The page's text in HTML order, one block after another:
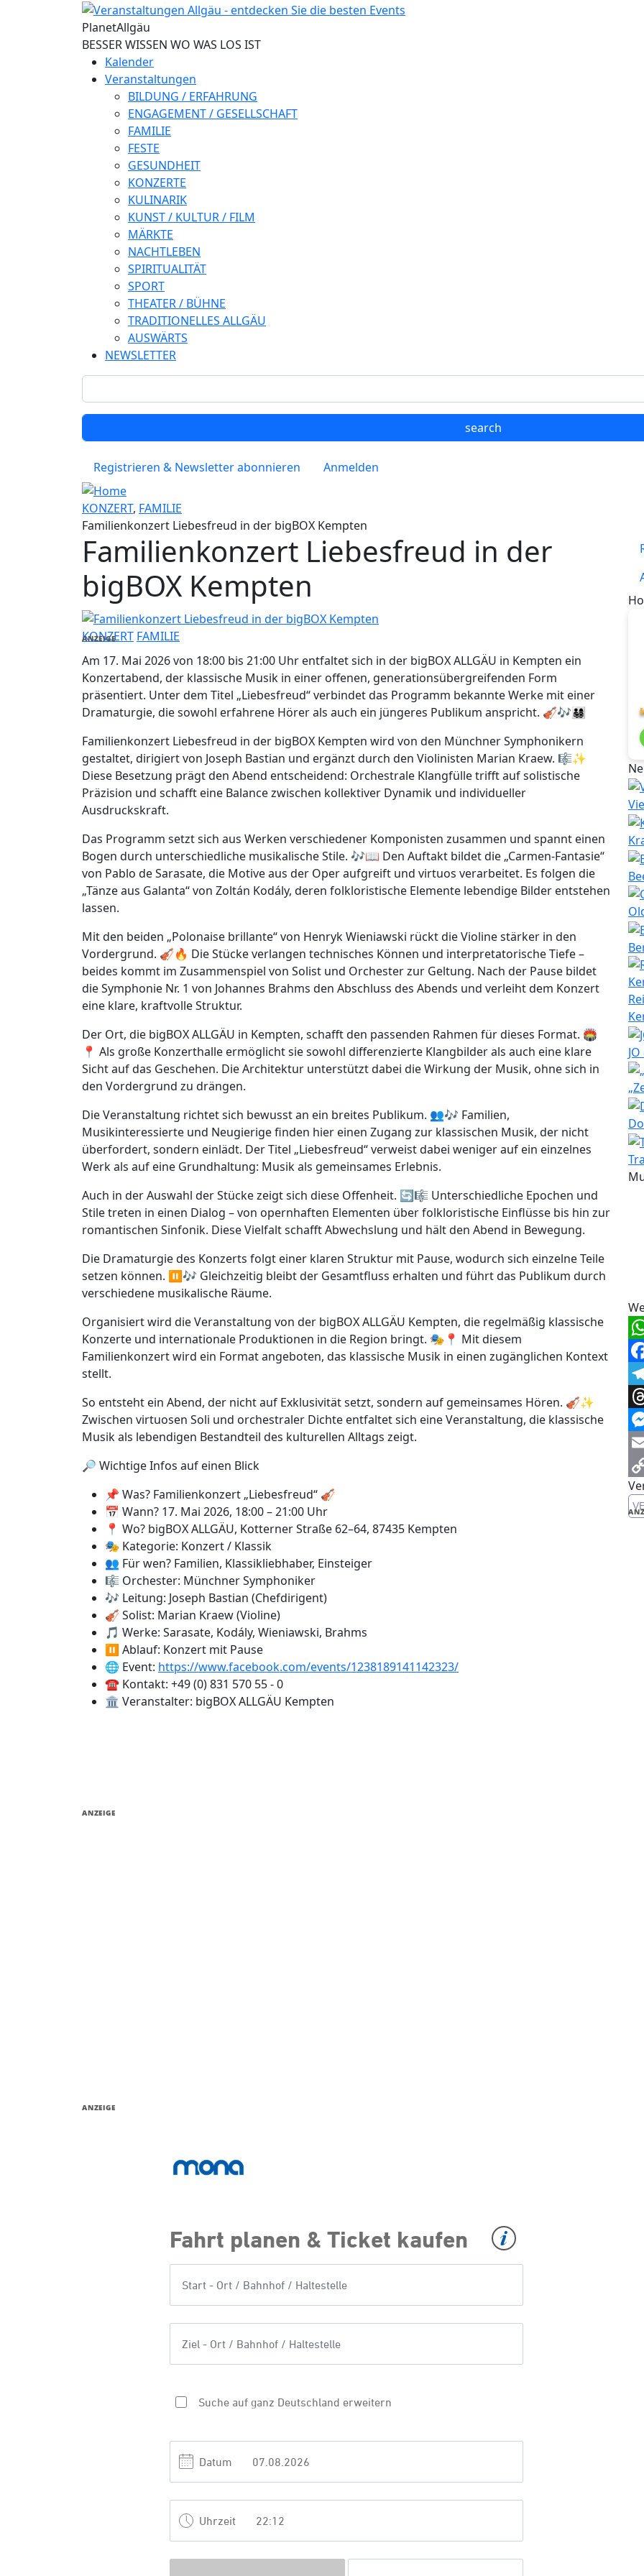
Direkt zum Inhalt
PlanetAllgäu
BESSER WISSEN WO WAS LOS IST
Kalender
Veranstaltungen
BILDUNG / ERFAHRUNG
ENGAGEMENT / GESELLSCHAFT
FAMILIE
FESTE
GESUNDHEIT
KONZERTE
KULINARIK
KUNST / KULTUR / FILM
MÄRKTE
NACHTLEBEN
SPIRITUALITÄT
SPORT
THEATER / BÜHNE
TRADITIONELLES ALLGÄU
AUSWÄRTS
NEWSLETTER
Registrieren & Newsletter abonnieren Anmelden
KONZERT, FAMILIE
Familienkonzert Liebesfreud in der bigBOX Kempten
Familienkonzert Liebesfreud in der
bigBOX Kempten
KONZERT FAMILIE
ANZEIGE
Am 17. Mai 2026 von 18:00 bis 21:00 Uhr entfaltet sich in der bigBOX ALLGÄU in Kempten ein
Konzertabend, der klassische Musik in einer offenen, generationsübergreifenden Form
präsentiert. Unter dem Titel „Liebesfreud“ verbindet das Programm bekannte Werke mit einer
Dramaturgie, die sowohl erfahrene Hörer als auch ein jüngeres Publikum anspricht. 🎻🎶👨‍👩‍👧‍👦
Familienkonzert Liebesfreud in der bigBOX Kempten wird von den Münchner Symphonikern
gestaltet, dirigiert von Joseph Bastian und ergänzt durch den Violinisten Marian Kraew. 🎼✨
Diese Besetzung prägt den Abend entscheidend: Orchestrale Klangfülle trifft auf solistische
Präzision und schafft eine Balance zwischen kollektiver Dynamik und individueller
Ausdruckskraft.
Das Programm setzt sich aus Werken verschiedener Komponisten zusammen und spannt einen
Bogen durch unterschiedliche musikalische Stile. 🎶📖 Den Auftakt bildet die „Carmen-Fantasie“
von Pablo de Sarasate, die Motive aus der Oper aufgreift und virtuos verarbeitet. Es folgen die
„Tänze aus Galanta“ von Zoltán Kodály, deren folkloristische Elemente lebendige Bilder entstehen
lassen.
Mit den beiden „Polonaise brillante“ von Henryk Wieniawski rückt die Violine stärker in den
Vordergrund. 🎻🔥 Die Stücke verlangen technisches Können und interpretatorische Tiefe –
beides kommt im Zusammenspiel von Solist und Orchester zur Geltung. Nach der Pause bildet
die Symphonie Nr. 1 von Johannes Brahms den Abschluss des Abends und verleiht dem Konzert
eine klare, kraftvolle Struktur.
Der Ort, die bigBOX ALLGÄU in Kempten, schafft den passenden Rahmen für dieses Format. 🏟️
📍 Als große Konzerthalle ermöglicht sie sowohl differenzierte Klangbilder als auch eine klare
Sicht auf das Geschehen. Die Architektur unterstützt dabei die Wirkung der Musik, ohne sich in
den Vordergrund zu drängen.
Die Veranstaltung richtet sich bewusst an ein breites Publikum. 👥🎶 Familien,
Musikinteressierte und Neugierige finden hier einen Zugang zur klassischen Musik, der nicht
überfordert, sondern einlädt. Der Titel „Liebesfreud“ verweist dabei weniger auf ein einzelnes
Werk als auf eine Grundhaltung: Musik als gemeinsames Erlebnis.
Auch in der Auswahl der Stücke zeigt sich diese Offenheit. 🔄🎼 Unterschiedliche Epochen und
Stile treten in einen Dialog – von opernhaften Elementen über folkloristische Einflüsse bis hin zur
romantischen Sinfonik. Diese Vielfalt schafft Abwechslung und hält den Abend in Bewegung.
Die Dramaturgie des Konzerts folgt einer klaren Struktur mit Pause, wodurch sich einzelne Teile
setzen können. ⏸️🎶 Gleichzeitig bleibt der Gesamtfluss erhalten und führt das Publikum durch
verschiedene musikalische Räume.
Organisiert wird die Veranstaltung von der bigBOX ALLGÄU Kempten, die regelmäßig klassische
Konzerte und internationale Produktionen in die Region bringt. 🎭📍 Mit diesem
Familienkonzert wird ein Format angeboten, das klassische Musik in einen zugänglichen Kontext
stellt.
So entsteht ein Abend, der nicht auf Exklusivität setzt, sondern auf gemeinsames Hören. 🎻✨
Zwischen virtuosen Soli und orchestraler Dichte entfaltet sich eine Veranstaltung, die klassische
Musik als lebendigen Bestandteil des kulturellen Alltags zeigt.
🔎 Wichtige Infos auf einen Blick
📌 Was? Familienkonzert „Liebesfreud“ 🎻
📅 Wann? 17. Mai 2026, 18:00 – 21:00 Uhr
📍 Wo? bigBOX ALLGÄU, Kotterner Straße 62–64, 87435 Kempten
🎭 Kategorie: Konzert / Klassik
👥 Für wen? Familien, Klassikliebhaber, Einsteiger
🎼 Orchester: Münchner Symphoniker
🎶 Leitung: Joseph Bastian (Chefdirigent)
🎻 Solist: Marian Kraew (Violine)
🎵 Werke: Sarasate, Kodály, Wieniawski, Brahms
⏸️ Ablauf: Konzert mit Pause
🌐 Event: https://www.facebook.com/events/1238189141142323/
☎️ Kontakt: +49 (0) 831 570 55 - 0
🏛️ Veranstalter: bigBOX ALLGÄU Kempten
ANZEIGE
ANZEIGE